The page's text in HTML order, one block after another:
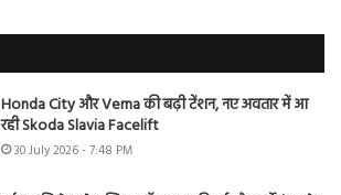
Honda City और Verna की बढ़ी टेंशन, नए अवतार में आ
रही Skoda Slavia Facelift
30 July 2026 - 7:48 PM